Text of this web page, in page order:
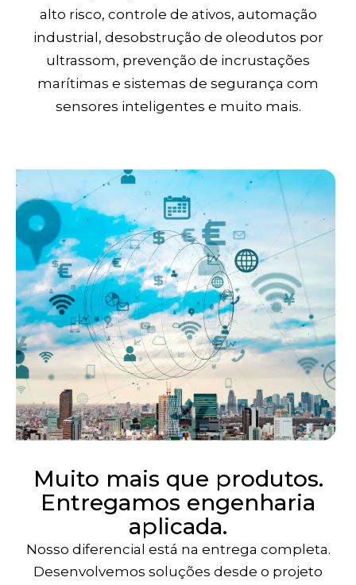
alto risco, controle de ativos, automação
industrial, desobstrução de oleodutos por
ultrassom, prevenção de incrustações
marítimas e sistemas de segurança com
sensores inteligentes e muito mais.
Muito mais que produtos.
Entregamos engenharia
aplicada.
Nosso diferencial está na entrega completa.
Desenvolvemos soluções desde o projeto